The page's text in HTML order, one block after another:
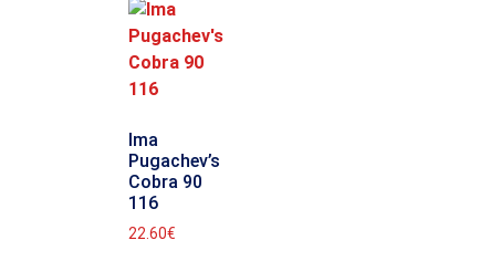
Ima
Pugachev’s
Cobra 90
116
22.60€